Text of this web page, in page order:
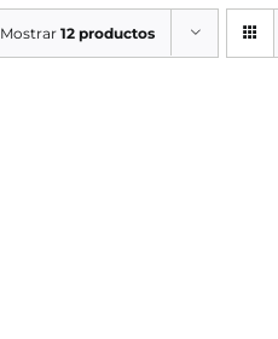
Mostrar12 productos